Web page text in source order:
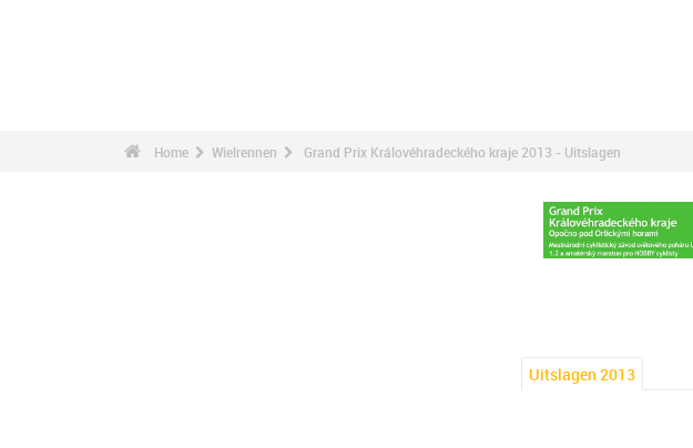
Home Wielrennen Grand Prix Královéhradeckého kraje 2013 - Uitslagen
Uitslagen 2013